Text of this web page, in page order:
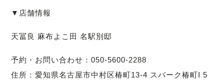
▼店舗情報
天冨良 麻布よこ田 名駅別邸
予約・お問い合わせ：050-5600-2288
住所：愛知県名古屋市中村区椿町13-4 スパーク椿町I 5